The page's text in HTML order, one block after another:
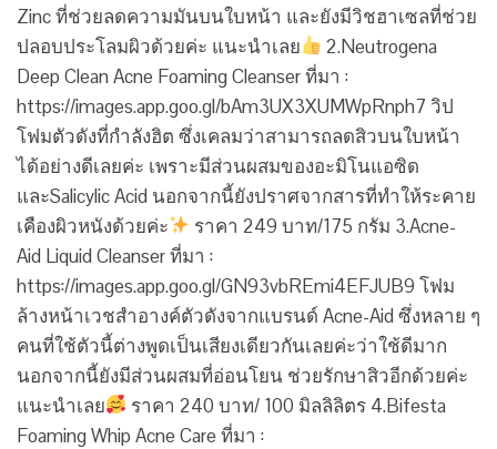
Zinc ที่ช่วยลดความมันบนใบหน้า และยังมีวิชฮาเซลที่ช่วย
ปลอบประโลมผิวด้วยค่ะ แนะนำเลย
2.Neutrogena
Deep Clean Acne Foaming Cleanser ที่มา :
https://images.app.goo.gl/bAm3UX3XUMWpRnph7 วิป
โฟมตัวดังที่กำลังฮิต ซึ่งเคลมว่าสามารถลดสิวบนใบหน้า
ได้อย่างดีเลยค่ะ เพราะมีส่วนผสมของอะมิโนแอซิด
และSalicylic Acid นอกจากนี้ยังปราศจากสารที่ทำให้ระคาย
เคืองผิวหนังด้วยค่ะ
ราคา 249 บาท/175 กรัม 3.Acne-
Aid Liquid Cleanser ที่มา :
https://images.app.goo.gl/GN93vbREmi4EFJUB9 โฟม
ล้างหน้าเวชสำอางค์ตัวดังจากแบรนด์ Acne-Aid ซึ่งหลาย ๆ
คนที่ใช้ตัวนี้ต่างพูดเป็นเสียงเดียวกันเลยค่ะว่าใช้ดีมาก
นอกจากนี้ยังมีส่วนผสมที่อ่อนโยน ช่วยรักษาสิวอีกด้วยค่ะ
แนะนำเลย
ราคา 240 บาท/ 100 มิลลิลิตร 4.Bifesta
Foaming Whip Acne Care ที่มา :